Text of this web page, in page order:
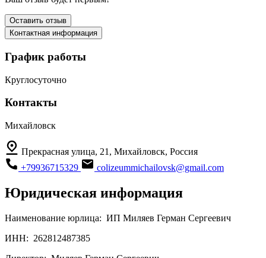
Оставить отзыв
Контактная информация
График работы
Круглосуточно
Контакты
Михайловск
Прекрасная улица, 21, Михайловск, Россия
+79936715329
colizeummichailovsk@gmail.com
Юридическая информация
Наименование юрлица: ИП Миляев Герман Сергеевич
ИНН: 262812487385